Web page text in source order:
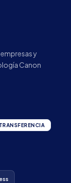
y
Canon
TRANSFERENCIA